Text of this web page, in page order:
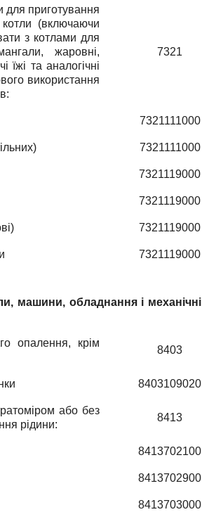
для приготування
котли (включаючи
з котлами для
жаровнi,
їжi та аналогiчнi
використання
7321
7321111000
7321111000
7321119000
7321119000
7321119000
7321119000
машини, обладнання і механічні
опалення, крiм
8403
8403109020
або без
рiдини:
8413
8413702100
8413702900
8413703000